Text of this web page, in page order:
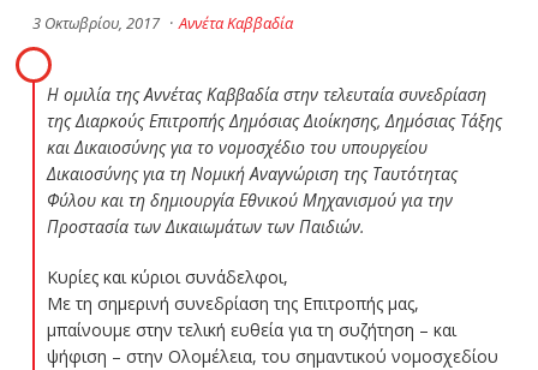
3 Οκτωβρίου, 2017 · Αννέτα Καββαδία
Η ομιλία της Αννέτας Καββαδία στην τελευταία συνεδρίαση
της Διαρκούς Επιτροπής Δημόσιας Διοίκησης, Δημόσιας Τάξης
και Δικαιοσύνης για το νομοσχέδιο του υπουργείου
Δικαιοσύνης για τη Νομική Αναγνώριση της Ταυτότητας
Φύλου και τη δημιουργία Εθνικού Μηχανισμού για την
Προστασία των Δικαιωμάτων των Παιδιών.
Κυρίες και κύριοι συνάδελφοι,
Με τη σημερινή συνεδρίαση της Επιτροπής μας,
μπαίνουμε στην τελική ευθεία για τη συζήτηση – και
ψήφιση – στην Ολομέλεια, του σημαντικού νομοσχεδίου